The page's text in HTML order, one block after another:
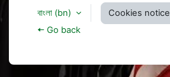
বাংলা ‎(bn)‎
Cookies notice
🠤 Go back